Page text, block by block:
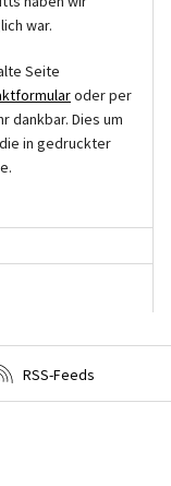
RSS-Feeds